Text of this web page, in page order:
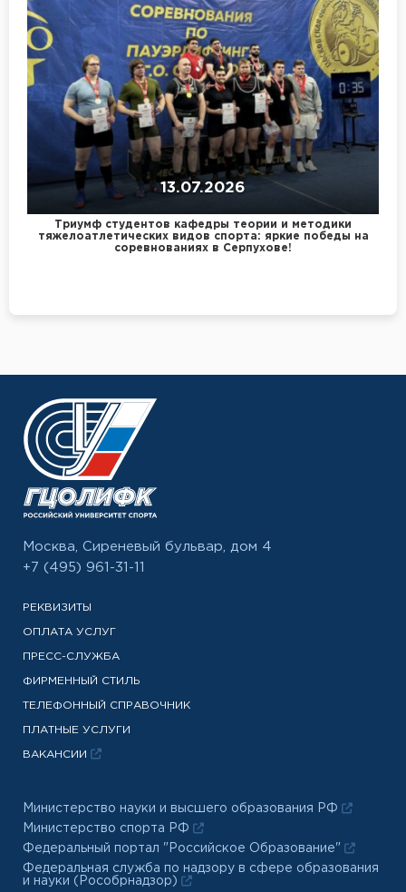
13.07.2026
Триумф студентов кафедры теории и методики
тяжелоатлетических видов спорта: яркие победы на
соревнованиях в Серпухове!
Москва, Сиреневый бульвар, дом 4
+7 (495) 961-31-11
РЕКВИЗИТЫ
ОПЛАТА УСЛУГ
ПРЕСС-СЛУЖБА
ФИРМЕННЫЙ СТИЛЬ
ТЕЛЕФОННЫЙ СПРАВОЧНИК
ПЛАТНЫЕ УСЛУГИ
ВАКАНСИИ
Министерство науки и высшего образования РФ
Министерство спорта РФ
Федеральный портал "Российское Образование"
Федеральная служба по надзору в сфере образования
и науки (Рособрнадзор)